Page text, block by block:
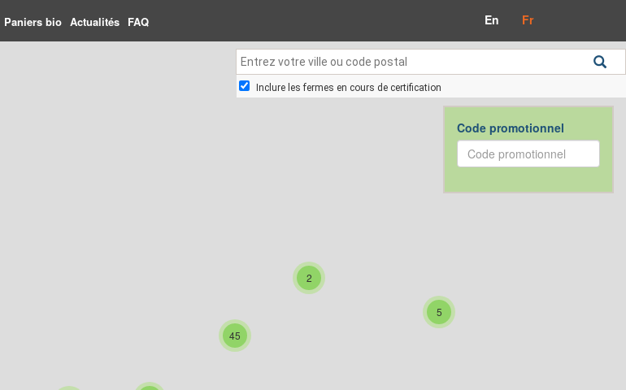
Paniers bio Actualités FAQ En Fr
Code promotionnel
Inclure les fermes en cours de certification
2
5
45